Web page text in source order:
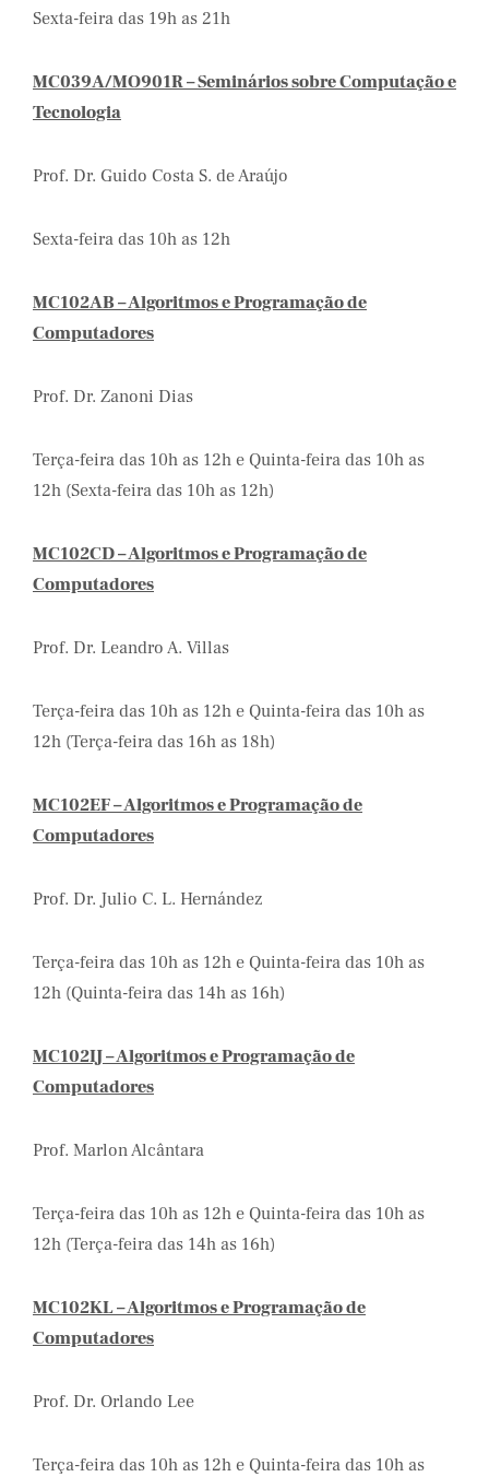
Sexta-feira das 19h as 21h
MC039A/MO901R – Seminários sobre Computação e
Tecnologia
Prof. Dr. Guido Costa S. de Araújo
Sexta-feira das 10h as 12h
MC102AB – Algoritmos e Programação de
Computadores
Prof. Dr. Zanoni Dias
Terça-feira das 10h as 12h e Quinta-feira das 10h as
12h (Sexta-feira das 10h as 12h)
MC102CD – Algoritmos e Programação de
Computadores
Prof. Dr. Leandro A. Villas
Terça-feira das 10h as 12h e Quinta-feira das 10h as
12h (Terça-feira das 16h as 18h)
MC102EF – Algoritmos e Programação de
Computadores
Prof. Dr. Julio C. L. Hernández
Terça-feira das 10h as 12h e Quinta-feira das 10h as
12h (Quinta-feira das 14h as 16h)
MC102IJ – Algoritmos e Programação de
Computadores
Prof. Marlon Alcântara
Terça-feira das 10h as 12h e Quinta-feira das 10h as
12h (Terça-feira das 14h as 16h)
MC102KL – Algoritmos e Programação de
Computadores
Prof. Dr. Orlando Lee
Terça-feira das 10h as 12h e Quinta-feira das 10h as